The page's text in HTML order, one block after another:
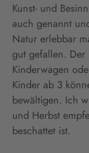
Kunst- und
auch genannt
Natur erlebbar
gut gefallen.
Kinderwagen
Kinder ab 3
bewältigen. Ich
und Herbst
beschattet ist.